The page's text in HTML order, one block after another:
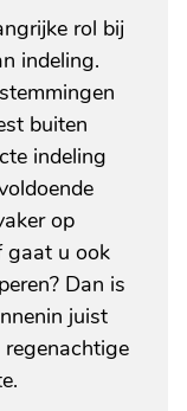
rol bij
indeling.
buiten
indeling
op
gaat u ook
Dan is
juist